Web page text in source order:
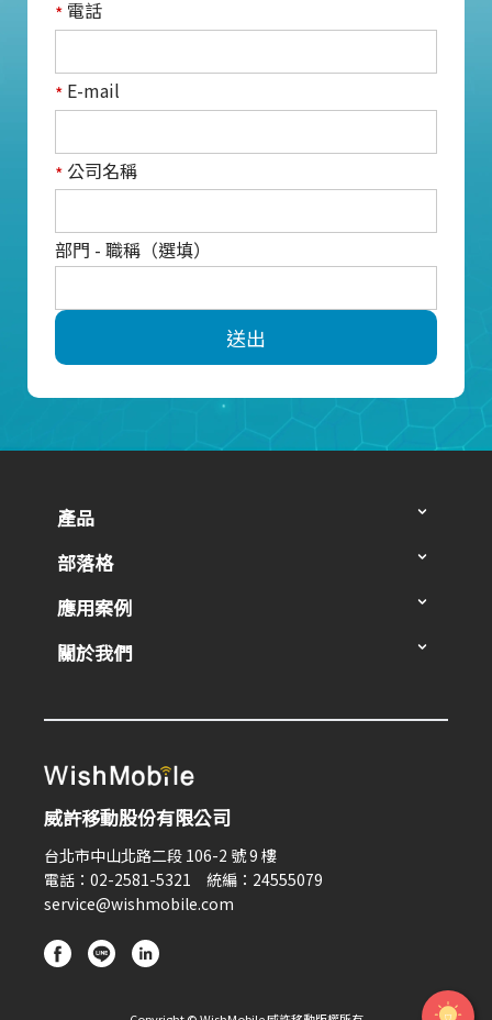
* 電話
* E-mail
* 公司名稱
部門 - 職稱（選填）
送出
產品
部落格
應用案例
關於我們
威許移動股份有限公司
台北市中山北路二段 106-2 號 9 樓
電話：02-2581-5321 統編：24555079
service@wishmobile.com